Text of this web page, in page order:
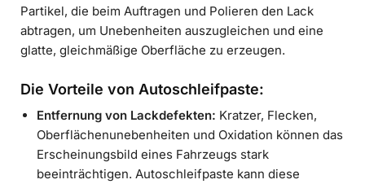
Partikel, die beim Auftragen und Polieren den Lack
abtragen, um Unebenheiten auszugleichen und eine
glatte, gleichmäßige Oberfläche zu erzeugen.
Die Vorteile von Autoschleifpaste:
Entfernung von Lackdefekten: Kratzer, Flecken,
Oberflächenunebenheiten und Oxidation können das
Erscheinungsbild eines Fahrzeugs stark
beeinträchtigen. Autoschleifpaste kann diese